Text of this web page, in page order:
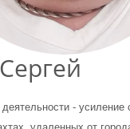
- усиление